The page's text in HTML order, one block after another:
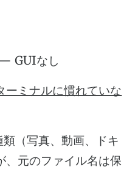
GUIなし
ーミナルに慣れていな
（写真、動画、ドキ
、元のファイル名は保